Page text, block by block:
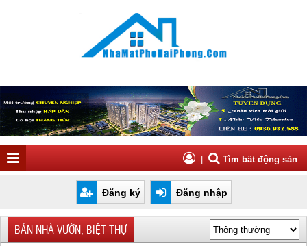
Tìm bất động sản
Đăng ký Đăng nhập
BÁN NHÀ VƯỜN, BIỆT THỰ